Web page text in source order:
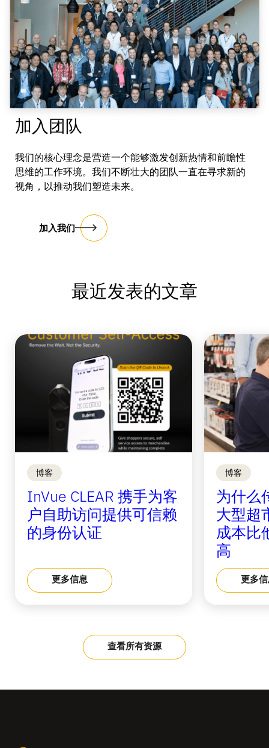
加入团队
我们的核心理念是营造一个能够激发创新热情和前瞻性
思维的工作环境。我们不断壮大的团队一直在寻求新的
视角，以推动我们塑造未来。
加入我们
最近发表的文章
博客
InVue CLEAR 携手为客
户自助访问提供可信赖
的身份认证
更多信息
博客
为什么
大型超
成本比
高
更多
查看所有资源